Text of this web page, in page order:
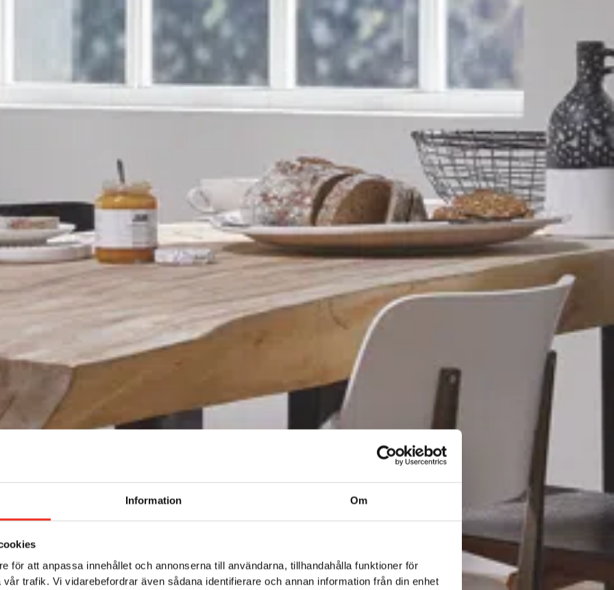
Information Om
för att anpassa innehållet och annonserna till användarna, tillhandahålla funktioner för
trafik. Vi vidarebefordrar även sådana identifierare och annan information från din enhet